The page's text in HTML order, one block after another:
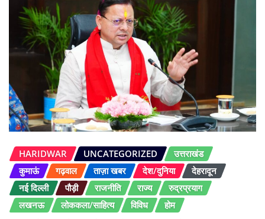
HARIDWAR UNCATEGORIZED
उत्तराखंड
कुमाऊं
गढ़वाल ताज़ा खबर देश/दुनिया
देहरादून
नई दिल्ली
पौड़ी राजनीति राज्य
रुद्रप्रयाग
लखनऊ
लोककला/साहित्य विविध होम